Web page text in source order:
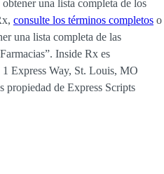
una lista completa de los
consulte los términos completos o
una lista completa de las
Inside Rx es
Express Way, St. Louis, MO
de Express Scripts